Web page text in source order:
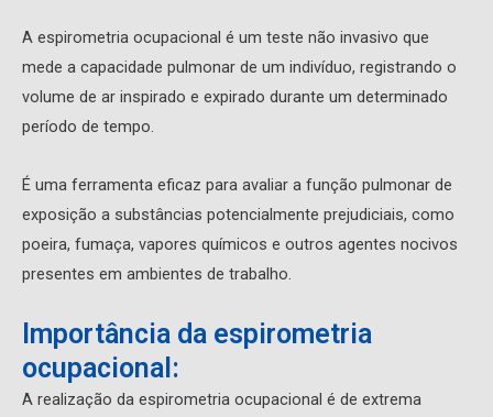
A espirometria ocupacional é um teste não invasivo que
mede a capacidade pulmonar de um indivíduo, registrando o
volume de ar inspirado e expirado durante um determinado
período de tempo.
É uma ferramenta eficaz para avaliar a função pulmonar de
exposição a substâncias potencialmente prejudiciais, como
poeira, fumaça, vapores químicos e outros agentes nocivos
presentes em ambientes de trabalho.
Importância da espirometria
ocupacional:
A realização da espirometria ocupacional é de extrema